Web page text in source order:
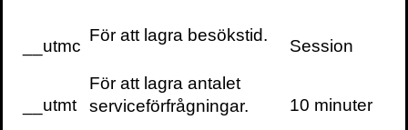
detsamma.
__utmc
För att lagra besökstid.
Session
__utmt
För att lagra antalet
serviceförfrågningar.
10 minuter